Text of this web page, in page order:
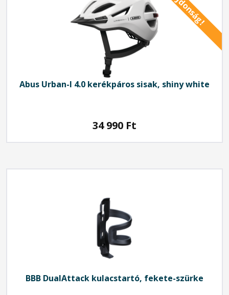
Újdonság!
Abus Urban-I 4.0 kerékpáros sisak, shiny white
34 990 Ft
BBB DualAttack kulacstartó, fekete-szürke